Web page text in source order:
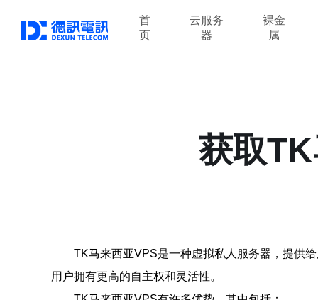
首
页
云服务
器
裸金
属
获取
TK马来西亚VPS是一种虚拟私人服务器，提供
用户拥有更高的自主权和灵活性。